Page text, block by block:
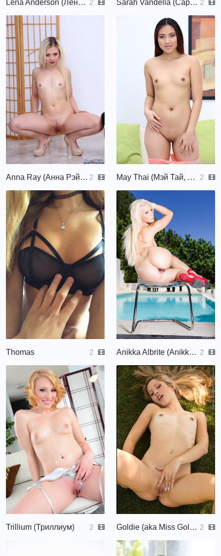
Lena Anderson (Лена Андерсон, Блэр Айвори, Blaire, Blaire Ivory, Jordan West) 2 Sarah Vandella (Сара Ванделла, Sara Sloane, Sara Vandella, Sarah Sloane) 2
Anna Ray (Анна Рэй, Ylana, Anna Rey) 2 May Thai (Мэй Тай, Mai Tha, Ayshan) 2
Thomas 2 Anikka Albrite (Anikka Albrite, Annika Albrite, Annika Albrite, Anikka Albright) 2
Trillium (Триллиум) 2 Goldie (aka Miss Goldie, Голди) 2